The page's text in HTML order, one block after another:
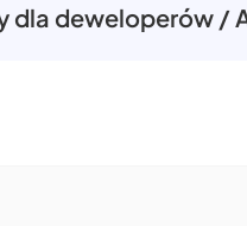
dla deweloperów /